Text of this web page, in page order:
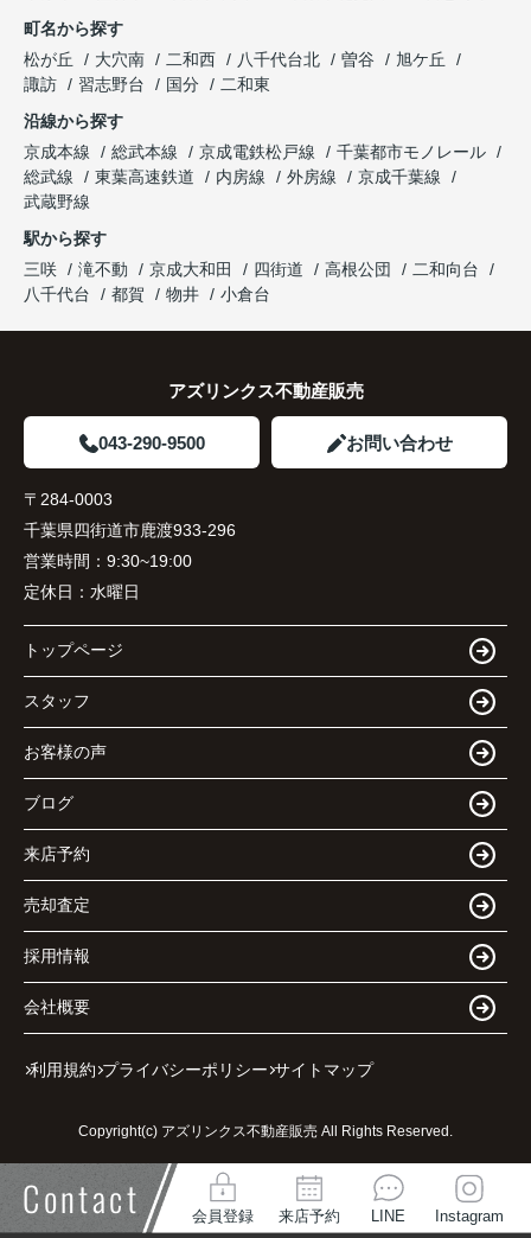
町名から探す
松が丘
大穴南 二和西 八千代台北 曽谷
旭ケ丘
諏訪
習志野台 国分
二和東
沿線から探す
京成本線
総武本線 京成電鉄松戸線
千葉都市モノレール
総武線
東葉高速鉄道 内房線 外房線
京成千葉線
武蔵野線
駅から探す
三咲
滝不動 京成大和田 四街道 高根公団
二和向台
八千代台
都賀 物井 小倉台
アズリンクス不動産販売
043-290-9500 お問い合わせ
〒284-0003
千葉県四街道市鹿渡933-296
営業時間： 9:30~19:00
定休日： 水曜日
トップページ
スタッフ
お客様の声
ブログ
来店予約
売却査定
採用情報
会社概要
利用規約 プライバシーポリシー サイトマップ
Copyright(c) アズリンクス不動産販売 All Rights Reserved.
Contact 会員登録 来店予約 LINE Instagram